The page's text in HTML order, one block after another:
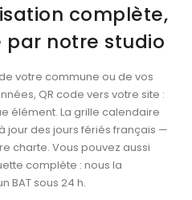
complète,
notre studio
votre commune ou de vos
QR code vers votre site :
élément. La grille calendaire
jour des jours fériés français —
charte. Vous pouvez aussi
complète : nous la
BAT sous 24 h.